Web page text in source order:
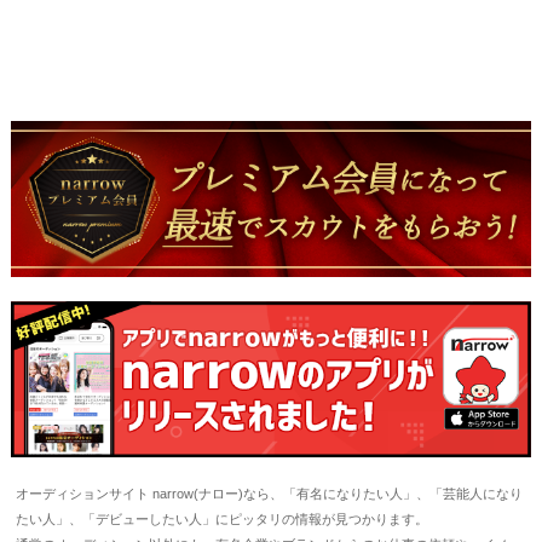
オーディションサイト narrow(ナロー)なら、「有名になりたい人」、「芸能人になり
たい人」、「デビューしたい人」にピッタリの情報が見つかります。